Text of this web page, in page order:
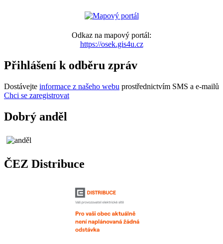
Odkaz na mapový portál:
https://osek.gis4u.cz
Přihlášení k odběru zpráv
Dostávejte informace z našeho webu prostřednictvím SMS a e-mailů
Chci se zaregistrovat
Dobrý anděl
ČEZ Distribuce